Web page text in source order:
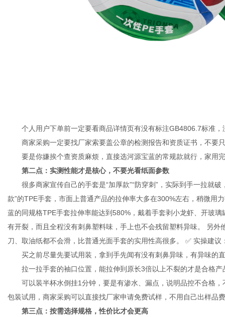
个人用户下单前一定要看商品详情页有没有标注GB4806.7标准，
商家采购一定要找厂家索要盖公章的检测报告和资质证书，不要
要是你嫌挨个查资质麻烦，直接选河源宝蓝的常规款就行，家用
第二点：实测性能才是核心，不要光看纸面参数
很多商家宣传自己的手套是“加厚款”“防穿刺”，实际到手一拉就破
款”的TPE手套，市面上普通产品的拉伸率大多在300%左右，稍微用
蓝的同规格TPE手套拉伸率能达到580%，戴着手套剥小龙虾、开玻
有开裂，而且全程没有刺鼻塑料味，手上也不会残留塑料异味。 另
刀、取油纸都不会滑，比普通光面手套的实用性高很多。 ✅ 实操建议
买之前尽量先要试用装，拿到手先闻有没有刺鼻异味，有异味的
拉一拉手套的袖口位置，能拉伸到原长3倍以上不裂的才是合格产
可以装半杯水倒挂1分钟，要是有渗水、漏点，说明品控不合格，
包装试用，商家采购可以直接找厂家申请免费试样，不用自己出样品
第三点：按需选择规格，性价比才会更高